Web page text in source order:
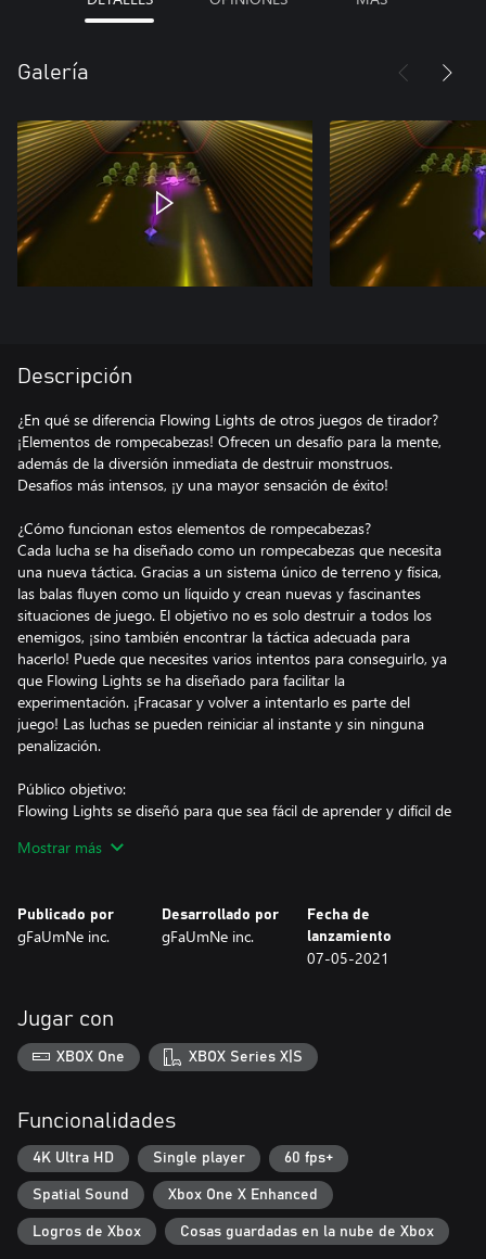
Galería
Descripción
¿En qué se diferencia Flowing Lights de otros juegos de tirador?
¡Elementos de rompecabezas! Ofrecen un desafío para la mente,
además de la diversión inmediata de destruir monstruos.
Desafíos más intensos, ¡y una mayor sensación de éxito!
¿Cómo funcionan estos elementos de rompecabezas?
Cada lucha se ha diseñado como un rompecabezas que necesita
una nueva táctica. Gracias a un sistema único de terreno y física,
las balas fluyen como un líquido y crean nuevas y fascinantes
situaciones de juego. El objetivo no es solo destruir a todos los
enemigos, ¡sino también encontrar la táctica adecuada para
hacerlo! Puede que necesites varios intentos para conseguirlo, ya
que Flowing Lights se ha diseñado para facilitar la
experimentación. ¡Fracasar y volver a intentarlo es parte del
juego! Las luchas se pueden reiniciar al instante y sin ninguna
penalización.
Público objetivo:
Flowing Lights se diseñó para que sea fácil de aprender y difícil de
combate se puede ganar con 4 niveles de éxito: C, B, A y S. Los
jugadores. Sin embargo, puede accederse fácilmente al juego con
tutoriales jugables y modos de entrenamiento.
-Elementos de rompecabezas para una experiencia variada y
siempre novedosa
-Juego tipo arcade retro: fluido, preciso y estimulante
-Juego basado en una física única, donde la gravedad es la
-Disfruta de 200 luchas creadas con amor, todas ellas únicas y
-Potenciadores, combos, rangos y clasificaciones en línea para
animar a seguir jugando
Mostrar más
Publicado por
gFaUmNe inc.
Desarrollado por
gFaUmNe inc.
Fecha de
lanzamiento
07-05-2021
Jugar con
XBOX One XBOX Series X|S
Funcionalidades
4K Ultra HD Single player 60 fps+
Spatial Sound Xbox One X Enhanced
Logros de Xbox Cosas guardadas en la nube de Xbox